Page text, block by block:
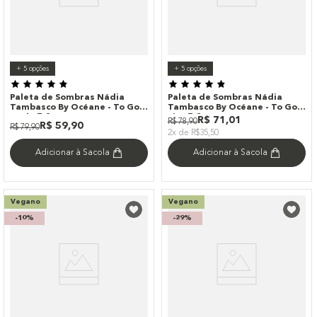
+ 5opções
Paleta de Sombras Nádia
Tambasco By Océane - To Go
R$ 79,90R$ 59,90
Adicionar à Sacola
+ 5opções
Paleta de Sombras Nádia
Tambasco By Océane - To Go
Fire 7,2g
R$ 78,90R$ 71 ,01
2x de R$35,50
Adicionar à Sacola
Vegano
-10%
Vegano
-29%